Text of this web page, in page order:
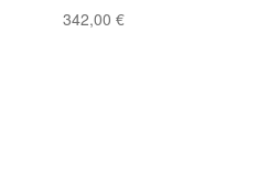
342,00€